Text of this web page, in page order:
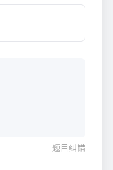
题目纠错